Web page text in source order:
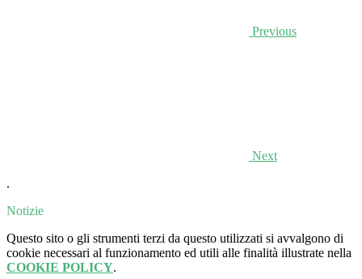
Previous
Next
.
Notizie
Questo sito o gli strumenti terzi da questo utilizzati si avvalgono di
cookie necessari al funzionamento ed utili alle finalità illustrate nella
COOKIE POLICY.